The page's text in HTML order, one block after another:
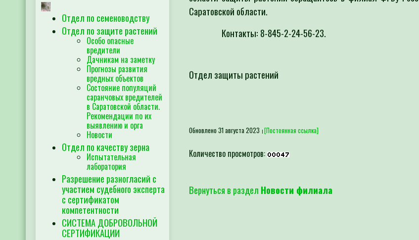
Отдел по семеноводству
Отдел по защите растений
Особо опасные
вредители
Дачникам на заметку
Прогнозы развития
вредных объектов
Состояние популяций
саранчовых вредителей
в Саратовской области.
Рекомендации по их
выявлению и орга
Новости
Отдел по качеству зерна
Испытательная
лаборатория
Разрешение разногласий с
участием судебного эксперта
с сертификатом
компетентности
СИСТЕМА ДОБРОВОЛЬНОЙ
СЕРТИФИКАЦИИ
Саратовской области.
Контакты: 8-845-2-24-56-23.
Отдел защиты растений
Обновлено 31 августа 2023 [Постоянная ссылка]
Количество просмотров:
Вернуться в раздел Новости филиала